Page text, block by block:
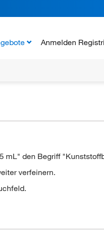
Anmelden
mL" den Begriff
verfeinern.